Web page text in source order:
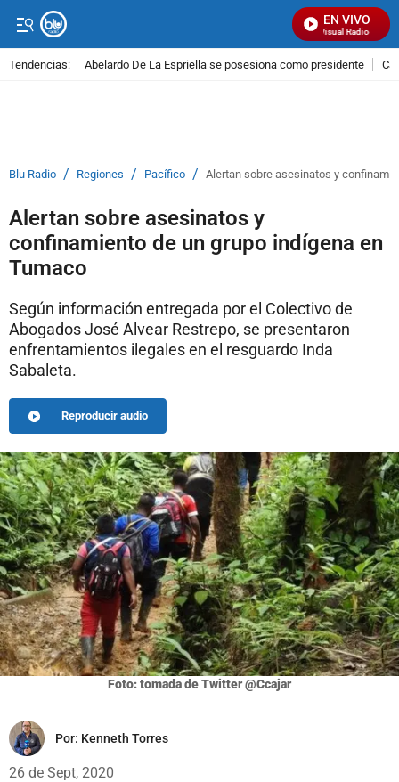
EN VIVO
Señal Visual Radio
Tendencias: Abelardo De La Espriella se posesiona como presidente
Blu Radio / Regiones / Pacífico / Alertan sobre asesinatos y
Alertan sobre asesinatos y
confinamiento de un grupo indígena en
Tumaco
Según información entregada por el Colectivo de
Abogados José Alvear Restrepo, se presentaron
enfrentamientos ilegales en el resguardo Inda
Sabaleta.
Reproducir audio
Foto: tomada de Twitter @Ccajar
Por: Kenneth Torres
26 de Sept, 2020